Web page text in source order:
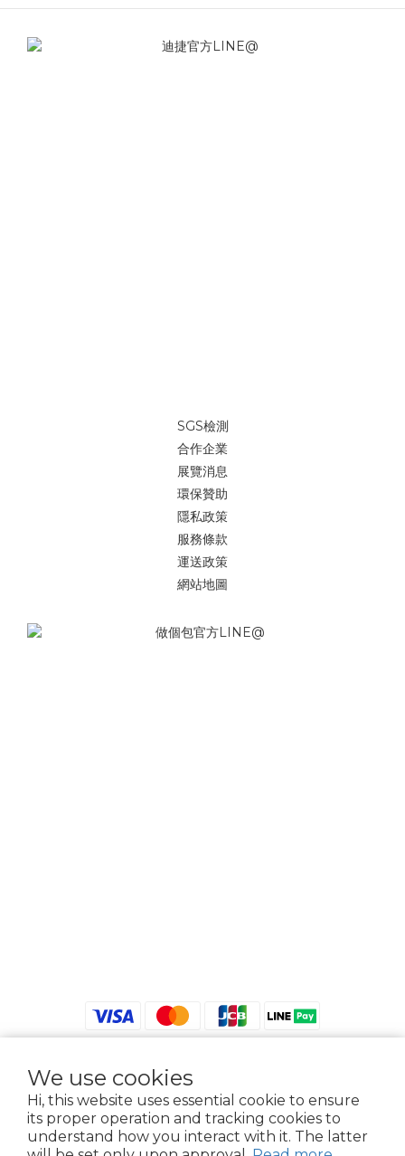
We use cookies
Hi, this website uses essential cookie to ensure
its proper operation and tracking cookies to
understand how you interact with it. The latter
SGS檢測
合作企業
展覽消息
環保贊助
隱私政策
服務條款
運送政策
網站地圖
$ TWD English